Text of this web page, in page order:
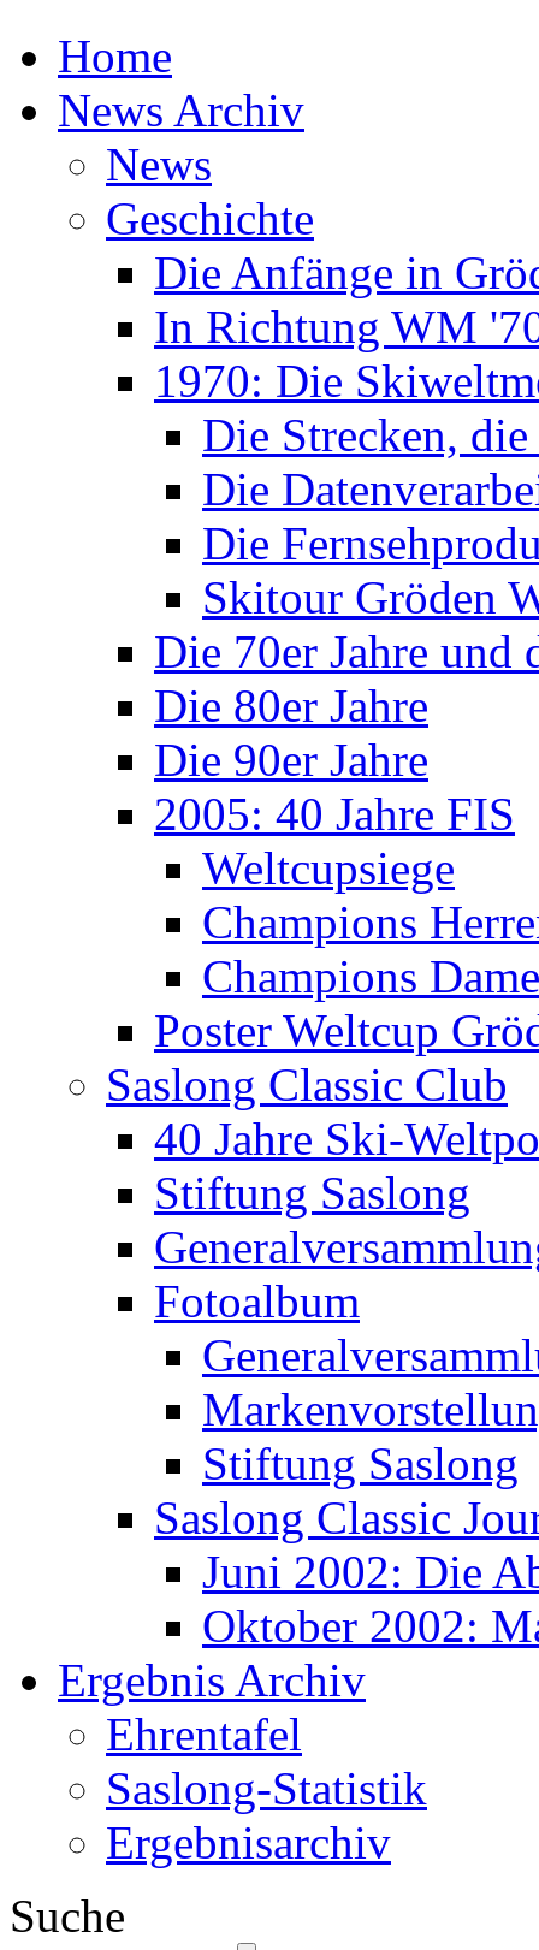
Home
News Archiv
News
Geschichte
Die Anfänge in
In Richtung WM
1970: Die
Die Strecken,
Die
Die
Skitour Gröden
Die 70er Jahre und
Die 80er Jahre
Die 90er Jahre
2005: 40 Jahre FIS
Weltcupsiege
Champions
Champions
Poster Weltcup
Saslong Classic Club
40 Jahre Ski-
Stiftung Saslong
Fotoalbum
Stiftung Saslong
Saslong Classic
Juni 2002: Die
Oktober 2002:
Ergebnis Archiv
Ehrentafel
Saslong-Statistik
Ergebnisarchiv
Suche